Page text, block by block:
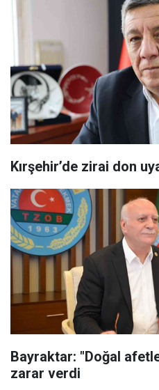
Kırşehir’de zirai don
Bayraktar: "Doğal
zarar verdi